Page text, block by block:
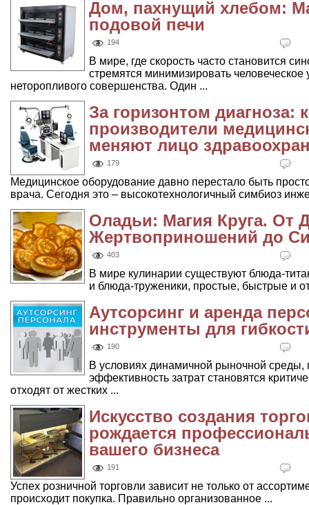
Дом, пахнущий хлебом:
подовой печи
194
В мире, где скорость часто становится
стремятся минимизировать человеческое
неторопливого совершенства. Один ...
За горизонтом диагноза:
производители
меняют лицо
179
Медицинское оборудование давно перестало быть
врача. Сегодня это – высокотехнологичный симбиоз
Оладьи: Магия Круга. От
Жертвоприношений до
403
В мире кулинарии существуют блюда-
и блюда-труженики, простые, быстрые и
Аутсорсинг и аренда
инструменты для
190
В условиях динамичной рыночной среды,
эффективность затрат становятся
отходят от жестких ...
Искусство создания
рождается
вашего бизнеса
191
Успех розничной торговли зависит не только от
происходит покупка. Правильно организованное ...